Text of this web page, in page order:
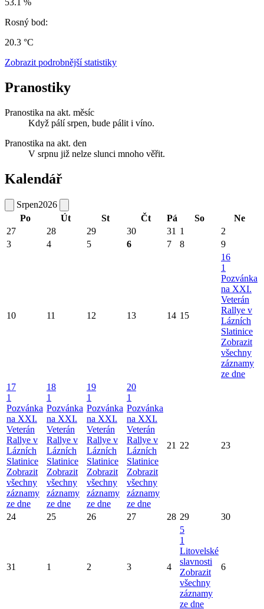
53.1 %
Rosný bod:
20.3 °C
Zobrazit podrobnější statistiky
Pranostiky
Pranostika na akt. měsíc
Když pálí srpen, bude pálit i víno.
Pranostika na akt. den
V srpnu již nelze slunci mnoho věřit.
Kalendář
Srpen2026
Po
Út St Čt Pá So
Ne
27
28 29 30 31 1
2
3
4 5 6 7 8 9
10 11 12 13 14 15
16
1
Pozvánka
na XXI.
Veterán
Rallye v
Lázních
Slatinice
Zobrazit
všechny
záznamy
ze dne
17
1
Pozvánka
na XXI.
Veterán
Rallye v
Lázních
Slatinice
Zobrazit
všechny
záznamy
ze dne
18
1
Pozvánka
na XXI.
Veterán
Rallye v
Lázních
Slatinice
Zobrazit
všechny
záznamy
ze dne
19
1
Pozvánka
na XXI.
Veterán
Rallye v
Lázních
Slatinice
Zobrazit
všechny
záznamy
ze dne
20
1
Pozvánka
na XXI.
Veterán
Rallye v
Lázních
Slatinice
Zobrazit
všechny
záznamy
ze dne
21 22 23
24 25 26 27 28 29 30
31 1 2 3 4
5
1
Litovelské
slavnosti
Zobrazit
všechny
záznamy
ze dne
6